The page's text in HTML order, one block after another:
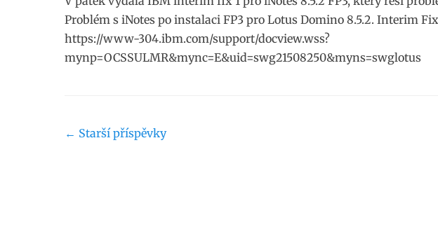
Problém s iNotes po instalaci FP3 pro Lotus Domino 8.5.2. Interim
https://www-304.ibm.com/support/docview.wss?
mynp=OCSSULMR&mync=E&uid=swg21508250&myns=swglotus
Navigace
← Starší příspěvky